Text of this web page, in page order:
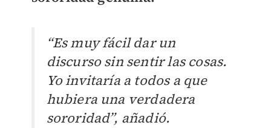
“Es muy fácil dar un
discurso sin sentir las cosas.
Yo invitaría a todos a que
hubiera una verdadera
sororidad”, añadió.